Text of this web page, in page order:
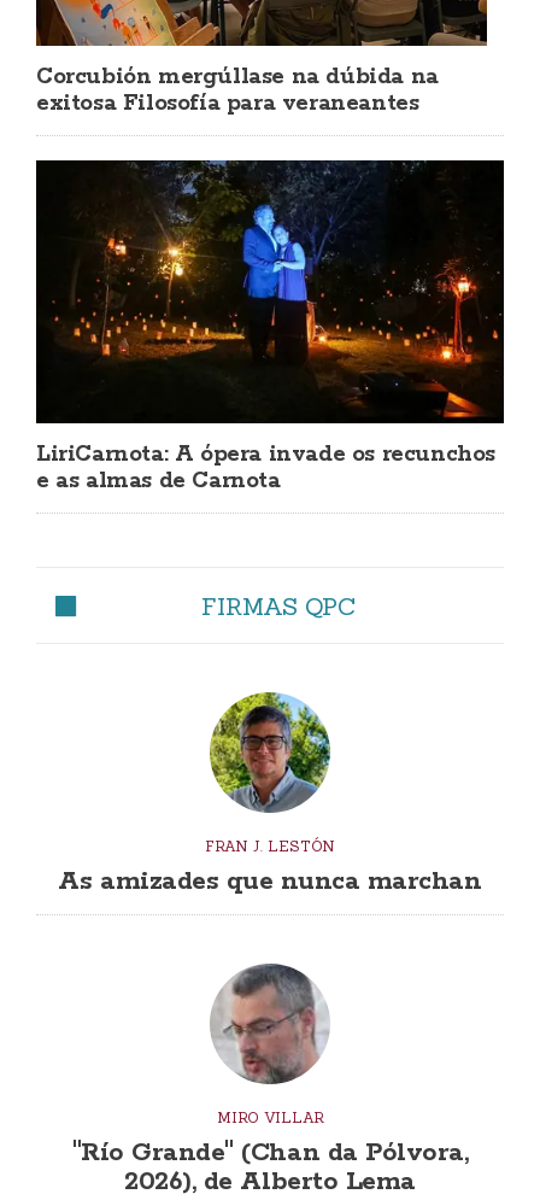
Corcubión mergúllase na dúbida na
exitosa Filosofía para veraneantes
LiriCarnota: A ópera invade os recunchos
e as almas de Carnota
FIRMAS QPC
FRAN J. LESTÓN
As amizades que nunca marchan
MIRO VILLAR
"Río Grande" (Chan da Pólvora,
2026), de Alberto Lema